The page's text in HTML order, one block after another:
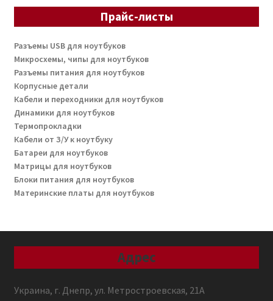
Прайс-листы
Разъемы USB для ноутбуков
Микросхемы, чипы для ноутбуков
Разъемы питания для ноутбуков
Корпусные детали
Кабели и переходники для ноутбуков
Динамики для ноутбуков
Термопрокладки
Кабели от З/У к ноутбуку
Батареи для ноутбуков
Матрицы для ноутбуков
Блоки питания для ноутбуков
Материнские платы для ноутбуков
Адрес
Украина, г. Днепр, ул. Метростроевская, 21А